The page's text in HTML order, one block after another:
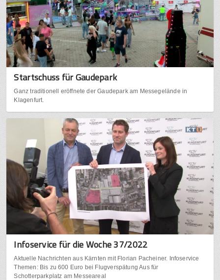
Startschuss für Gaudepark
Ganz traditionell eröffnete der Gaudepark am Messegelände in
Klagenfurt.
Infoservice für die Woche 37/2022
Aktuelle Nachrichten aus Kärnten mit Florian Pacheiner. Infoservice
Themen: Bis zu 600 Euro bei Flugverspätung Aus für
Schotterparkplatz am Messeareal